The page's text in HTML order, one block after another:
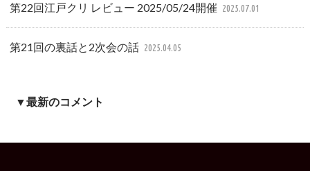
第22回江戸クリ レビュー 2025/05/24開催 2025.07.01
第21回の裏話と2次会の話 2025.04.05
▼最新のコメント